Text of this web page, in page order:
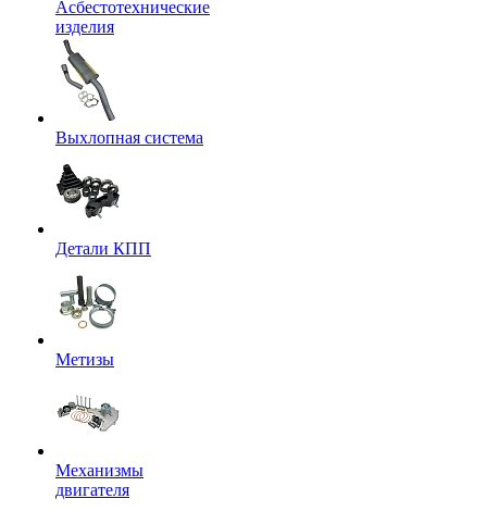
Асбестотехнические
изделия
Выхлопная система
Детали КПП
Метизы
Механизмы
двигателя